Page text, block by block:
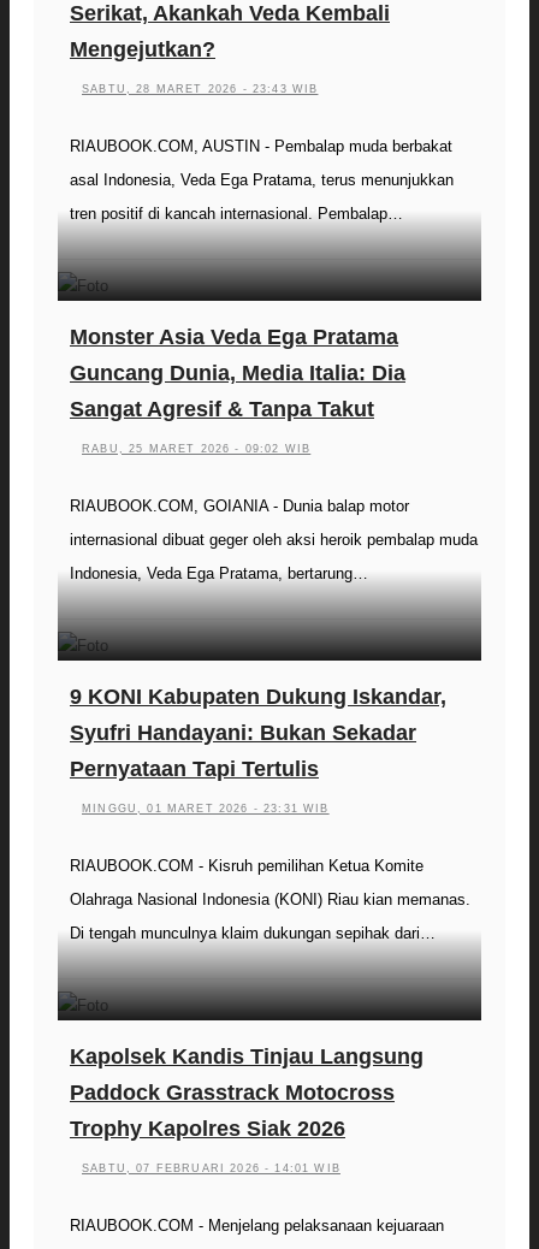
Serikat, Akankah Veda Kembali
Mengejutkan?
SABTU, 28 MARET 2026 - 23:43 WIB
RIAUBOOK.COM, AUSTIN - Pembalap muda berbakat
asal Indonesia, Veda Ega Pratama, terus menunjukkan
tren positif di kancah internasional. Pembalap…
Monster Asia Veda Ega Pratama
Guncang Dunia, Media Italia: Dia
Sangat Agresif & Tanpa Takut
RABU, 25 MARET 2026 - 09:02 WIB
RIAUBOOK.COM, GOIANIA - Dunia balap motor
internasional dibuat geger oleh aksi heroik pembalap muda
Indonesia, Veda Ega Pratama, bertarung…
9 KONI Kabupaten Dukung Iskandar,
Syufri Handayani: Bukan Sekadar
Pernyataan Tapi Tertulis
MINGGU, 01 MARET 2026 - 23:31 WIB
RIAUBOOK.COM - Kisruh pemilihan Ketua Komite
Olahraga Nasional Indonesia (KONI) Riau kian memanas.
Di tengah munculnya klaim dukungan sepihak dari…
Kapolsek Kandis Tinjau Langsung
Paddock Grasstrack Motocross
Trophy Kapolres Siak 2026
SABTU, 07 FEBRUARI 2026 - 14:01 WIB
RIAUBOOK.COM - Menjelang pelaksanaan kejuaraan